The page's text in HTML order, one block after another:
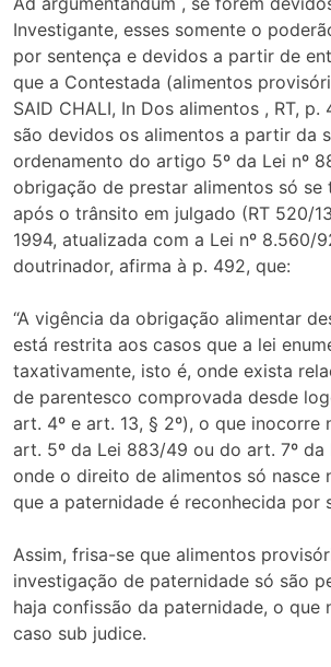
Investigante, esses somente o
por sentença e devidos a partir de
que a Contestada (alimentos
SAID CHALI, In Dos alimentos , RT, p.
são devidos os alimentos a partir da
ordenamento do artigo 5º da Lei nº
obrigação de prestar alimentos só se
após o trânsito em julgado (RT 520/
1994, atualizada com a Lei nº 8.560/
doutrinador, afirma à p. 492, que:
“A vigência da obrigação alimentar
está restrita aos casos que a lei
taxativamente, isto é, onde exista
de parentesco comprovada desde
art. 4º e art. 13, § 2º), o que inocorre
art. 5º da Lei 883/49 ou do art. 7º da
onde o direito de alimentos só nasce
que a paternidade é reconhecida por
Assim, frisa-se que alimentos
investigação de paternidade só são
haja confissão da paternidade, o que
caso sub judice.